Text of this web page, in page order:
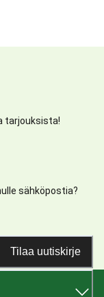
tarjouksista!
sähköpostia?
Tilaa uutiskirje